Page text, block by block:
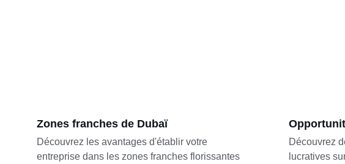
Zones franches de Dubaï
Découvrez les avantages d'établir votre
entreprise dans les zones franches florissantes
Découvrez
lucratives